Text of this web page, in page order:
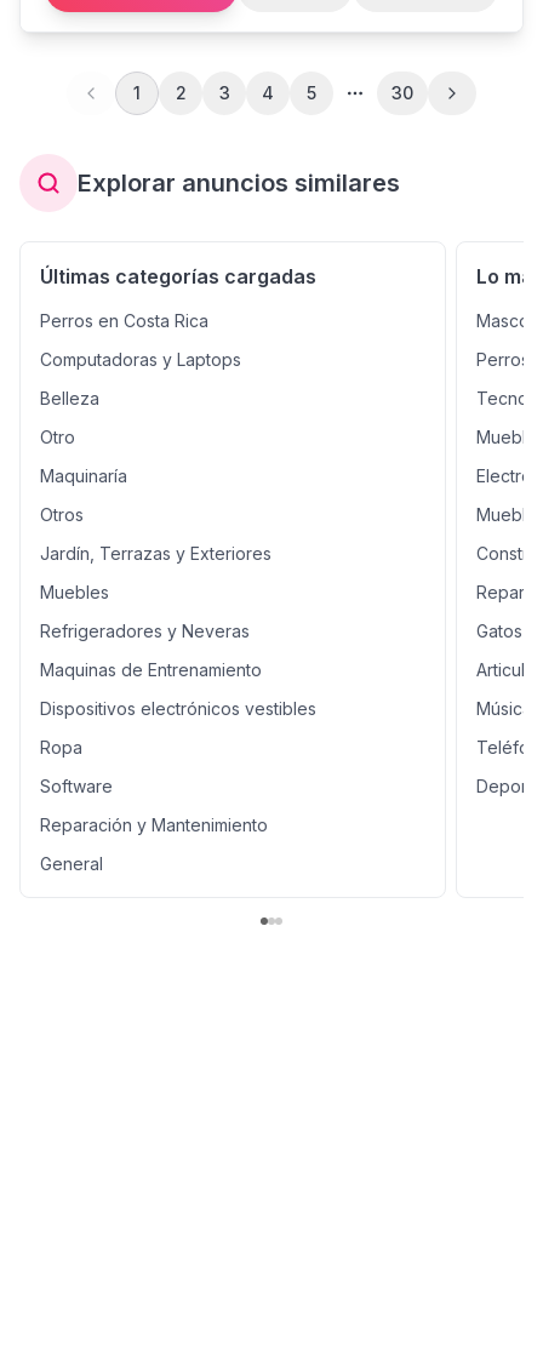
1 2 3 4 5 30
Explorar anuncios similares
Últimas categorías cargadas
Perros en Costa Rica
Computadoras y Laptops
Belleza
Otro
Maquinaría
Otros
Jardín, Terrazas y Exteriores
Muebles
Refrigeradores y Neveras
Maquinas de Entrenamiento
Dispositivos electrónicos vestibles
Ropa
Software
Reparación y Mantenimiento
General
Lo
Perros
Gatos
Música,